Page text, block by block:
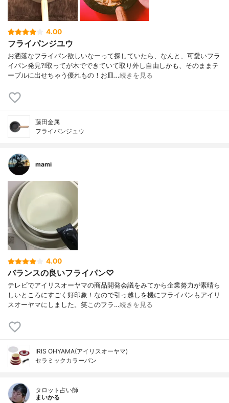
4.00
フライパンジユウ
お洒落なフライパン欲しいなーって探していたら、なんと、可愛いフラ
イパン発見⁈取ってが木でできていて取り外し自由しかも、そのままテ
ーブルに出せちゃう優れもの！お皿…続きを見る
藤田金属
フライパンジュウ
mami
4.00
バランスの良いフライパン♡
テレビでアイリスオーヤマの商品開発会議をみてから企業努力が素晴ら
しいところにすごく好印象！なので引っ越しを機にフライパンもアイリ
スオーヤマにしました。笑このフラ…続きを見る
IRIS OHYAMA(アイリスオーヤマ)
セラミックカラーパン
タロット占い師
まいかる